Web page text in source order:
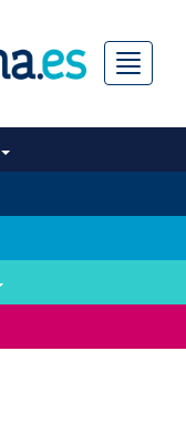
Menú